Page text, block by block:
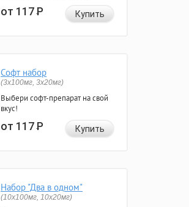
от 117Р Купить
Софт набор
(3x100мг, 3x20мг)
Выбери софт-препарат на свой
вкус!
от 117Р Купить
Набор "Два в одном"
(10x100мг, 10x20мг)